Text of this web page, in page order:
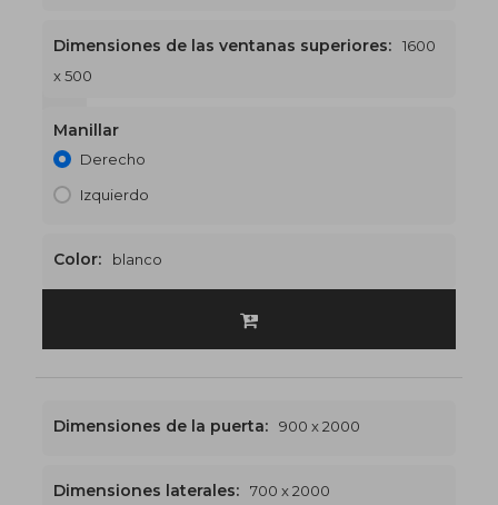
Dimensiones de las ventanas superiores:
1600
x 500
Manillar
Derecho
Izquierdo
Color: blanco
Dimensiones de la puerta: 900 x 2000
Dimensiones laterales: 700 x 2000